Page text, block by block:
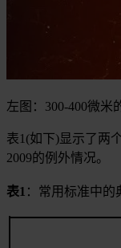
左图：300-400微米
表1(如下)显示了两
2009的例外情况。
表1 ：常用标准中的